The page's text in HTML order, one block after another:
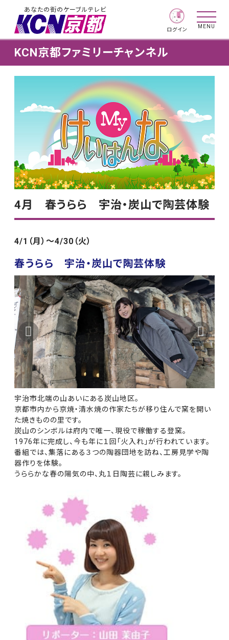
あなたの街のケーブルテレビ
ログイン
MENU
KCN京都ファミリーチャンネル
4月 春うらら 宇治・炭山で陶芸体験
4/1（月）～4/30（火）
春うらら 宇治・炭山で陶芸体験
宇治市北端の山あいにある炭山地区。
京都市内から京焼・清水焼の作家たちが移り住んで窯を開い
た焼きものの里です。
炭山のシンボルは府内で唯一、現役で稼働する登窯。
1976年に完成し、今も年に１回「火入れ」が行われています。
番組では、集落にある３つの陶器団地を訪ね、工房見学や陶
器作りを体験。
うららかな春の陽気の中、丸１日陶芸に親しみます。